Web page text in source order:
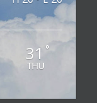
31 °
THU